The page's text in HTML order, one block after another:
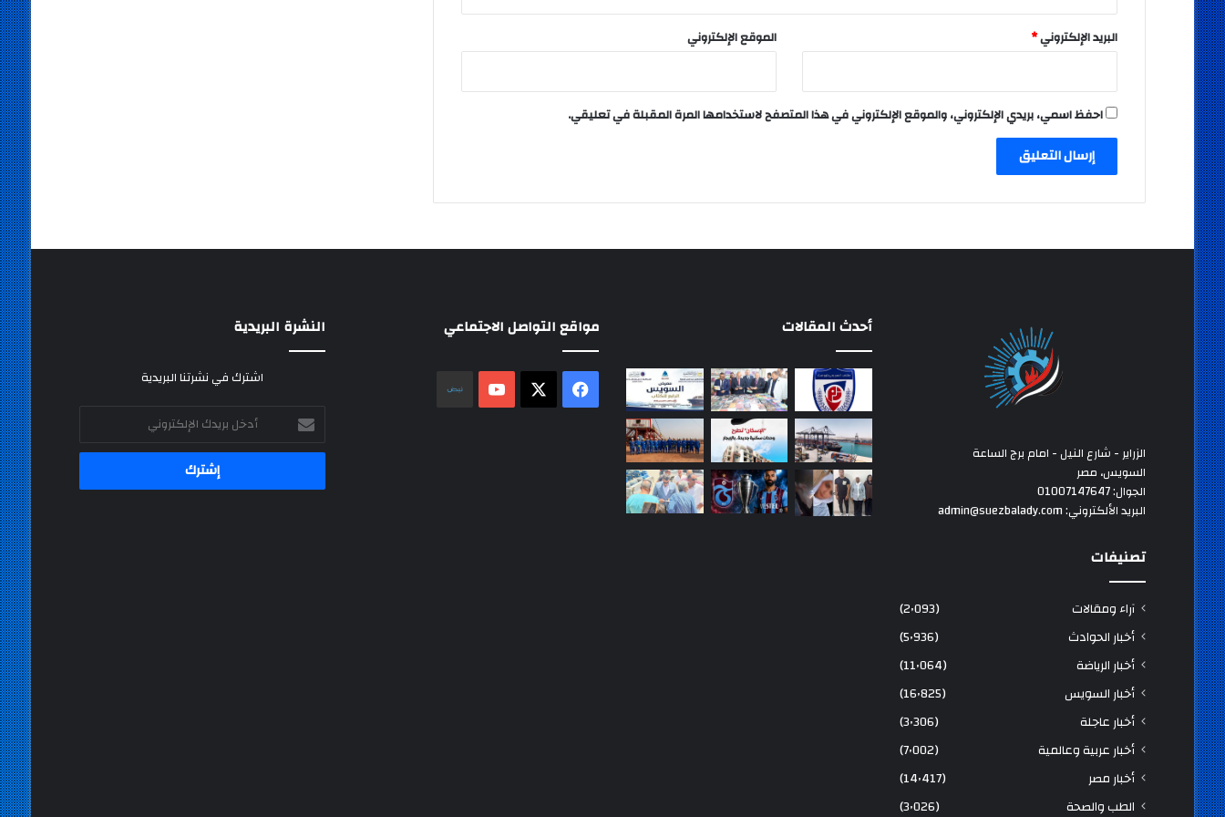
البريد الإلكتروني* الموقع الإلكتروني
احفظ اسمي، بريدي الإلكتروني، والموقع الإلكتروني في هذا المتصفح لاستخدامها المرة المقبلة في تعليقي.
الزراير - شارع النيل - امام برج الساعة
السويس، مصر
الجوال: 01007147647
البريد الألكتروني: admin@suezbalady.com
تصنيفات
آراء ومقالات
(2٬093)
أخبار الحوادث
(5٬936)
أخبار الرياضة
(11٬064)
أخبار السويس
(16٬825)
أخبار عاجلة
(3٬306)
أخبار عربية وعالمية
(7٬002)
أخبار مصر
(14٬417)
الطب والصحة
(3٬026)
أحدث المقالات مواقع التواصل الاجتماعي
فيسبوك
‫X
‫YouTube
النشرة البريدية
اشترك في نشرتنا البريدية
أدخل
بريدك
الإلكتروني